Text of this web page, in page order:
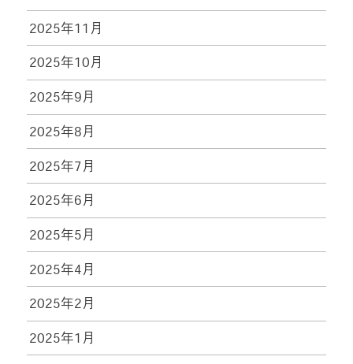
2025年11月
2025年10月
2025年9月
2025年8月
2025年7月
2025年6月
2025年5月
2025年4月
2025年2月
2025年1月